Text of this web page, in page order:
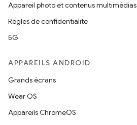
Appareil photo et contenus multimédias
Règles de confidentialité
5G
APPAREILS ANDROID
Grands écrans
Wear OS
Appareils ChromeOS